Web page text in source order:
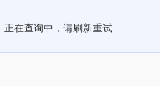
正在查询中，请刷新重试